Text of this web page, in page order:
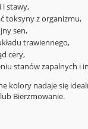
i stawy,
toksyny z organizmu,
sen,
trawiennego,
cery,
stanów zapalnych i
kolory nadaje się
Bierzmowanie.